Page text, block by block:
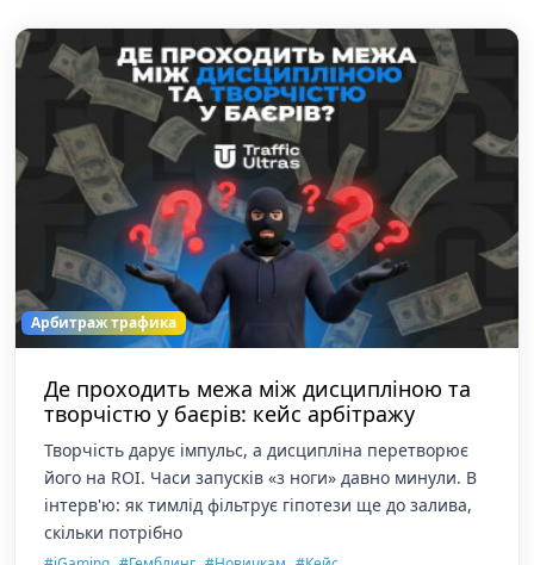
Арбитраж трафика
Де проходить межа між дисципліною та
творчістю у баєрів: кейс арбітражу
Творчість дарує імпульс, а дисципліна перетворює
його на ROI. Часи запусків «з ноги» давно минули. В
інтерв'ю: як тимлід фільтрує гіпотези ще до залива,
скільки потрібно